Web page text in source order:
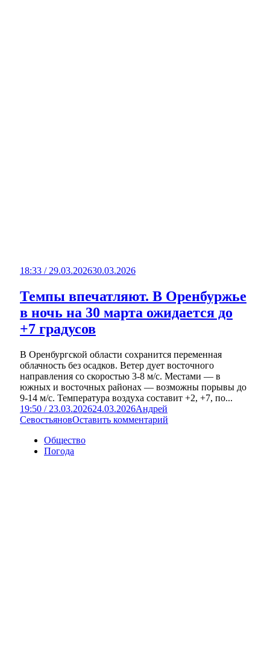
18:33 / 29.03.202630.03.2026
Темпы впечатляют. В Оренбуржье
в ночь на 30 марта ожидается до
+7 градусов
В Оренбургской области сохранится переменная
облачность без осадков. Ветер дует восточного
направления со скоростью 3-8 м/с. Местами — в
южных и восточных районах — возможны порывы до
9-14 м/с. Температура воздуха составит +2, +7, по...
19:50 / 23.03.202624.03.2026Андрей
СевостьяновОставить комментарий
Общество
Погода